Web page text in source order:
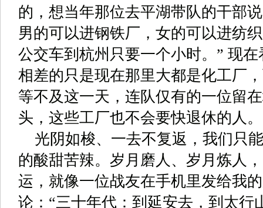
的，想当年那位去平湖带队的干部
男的可以进钢铁厂，女的可以进纺
公交车到杭州只要一个小时。 ” 现在
相差的只是现在那里大都是化工厂
等不及这一天，连队仅有的一位留
头，这些工厂也不会要快退休的人。
光阴如梭、一去不复返，我们只
的酸甜苦辣。岁月磨人、岁月炼人
运，就像一位战友在手机里发给我
论： “三十年代：到延安去，到太行